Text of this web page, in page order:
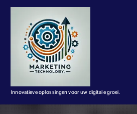
n
Innovatieve oplossingen voor uw digitale groei.